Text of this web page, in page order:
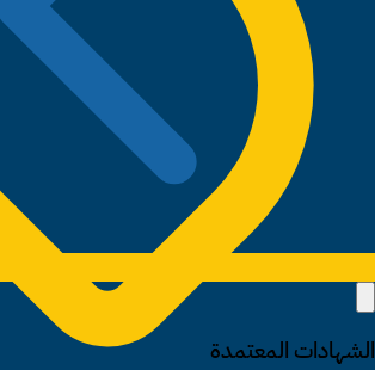
الشهادات المعتمدة